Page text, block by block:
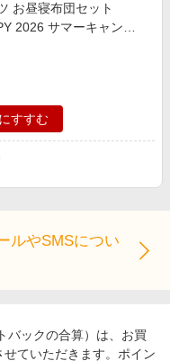
お昼寝布団セット
2026 サマーキャンペ
すすむ
ルやSMSについ
バックの合算）は、お買
ていただきます。ポイン